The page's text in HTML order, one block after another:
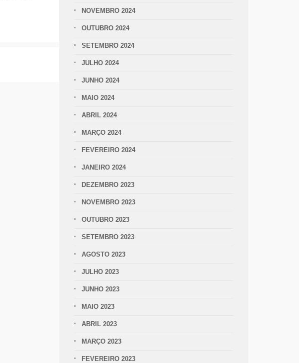
NOVEMBRO 2024
OUTUBRO 2024
SETEMBRO 2024
JULHO 2024
JUNHO 2024
MAIO 2024
ABRIL 2024
MARÇO 2024
FEVEREIRO 2024
JANEIRO 2024
DEZEMBRO 2023
NOVEMBRO 2023
OUTUBRO 2023
SETEMBRO 2023
AGOSTO 2023
JULHO 2023
JUNHO 2023
MAIO 2023
ABRIL 2023
MARÇO 2023
FEVEREIRO 2023